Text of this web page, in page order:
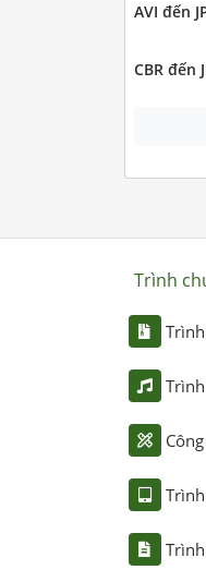
AVI đến
CBR đến
Trình